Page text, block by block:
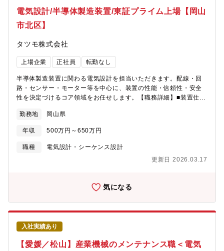
電気設計/半導体製造装置/東証プライム上場【岡山
市北区】
タツモ株式会社
上場企業 正社員 転勤なし
半導体製造装置に関わる電気設計を担当いただきます。配線・回
路・センサー・モーター等を中心に、装置の性能・信頼性・安全
性を決定づけるコア領域をお任せします。【職務詳細】■装置仕様
量、I/O点数、セーフティレベル等）■電気設計：アナログ／デジ
タル、センサー信号、ノイズ対策（シールド・グラウンディン
グ・フィルタ）、安全回路／インターロック／マイコンボード／
PLC／モーション／サーボ／ロボット／各種フィールドバス
計 等■盤設計・配線：制御盤レイアウト、ハーネス設計、部品選
成）■立上げ・検証：評価、EMC／ESD対策、FMEA／DRレビュ
ー、サーボチューニング■法規・安全規格対応：CE／UL、SEMI
S2等の安全・環境要件の適合設計（国内、アジア圏、アメリカ・
ヨーロッパ圏など）■現地対応：製造部門・サプライヤとの連携、
国内・海外での装置トラブルシュート、原因解析／再発防止■開発
の高度化：標準化／モジュール化、設計自動化 等
勤務地 岡山県
年収 500万円～650万円
職種
電気設計・シーケンス設計
更新日 2026.03.17
気になる
入社実績あり
【愛媛／松山】産業機械のメンテナンス職＜電気